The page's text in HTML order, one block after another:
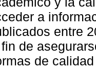
a
entre
de
de